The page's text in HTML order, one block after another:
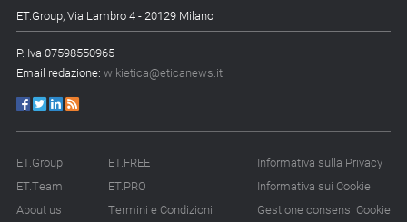
ET.Group, Via Lambro 4 - 20129 Milano
P. Iva 07598550965
Email redazione: wikietica@eticanews.it
ET.Group
ET.Team
About us
ET.FREE
ET.PRO
Termini e Condizioni
Informativa sulla Privacy
Informativa sui Cookie
Gestione consensi Cookie